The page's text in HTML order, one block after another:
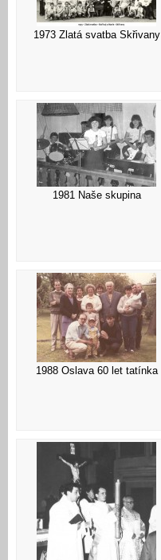
1973 Zlatá svatba Skřivany
1981 Naše skupina
1988 Oslava 60 let tatínka